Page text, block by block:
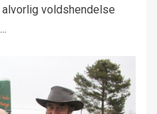
voldshendelse